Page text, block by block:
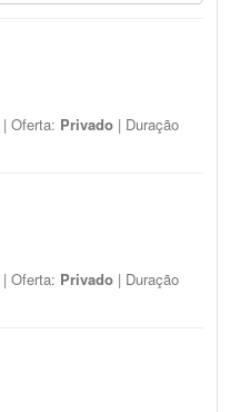
| Oferta: Privado | Duração
| Oferta: Privado | Duração